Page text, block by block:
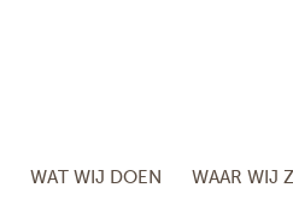
WAT WIJ DOEN WAAR WIJ